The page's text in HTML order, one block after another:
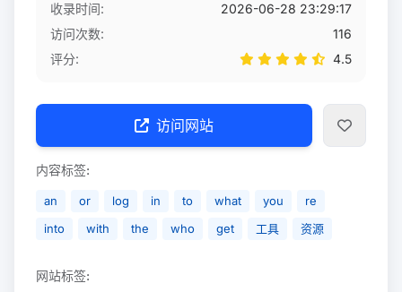
自助广告
收录时间:
2026-06-28 23:29:17
访问次数:
116
评分:
4.5
访问网站
内容标签:
an or log in to what you
re
into
with the who get 工具 资源
网站标签: